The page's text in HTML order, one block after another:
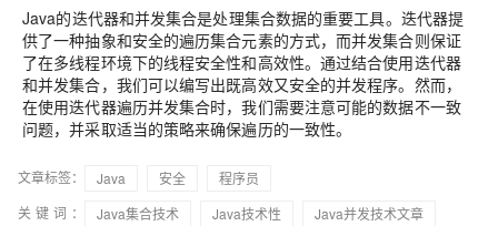
Java的迭代器和并发集合是处理集合数据的重要工具。迭代器提
供了一种抽象和安全的遍历集合元素的方式，而并发集合则保证
了在多线程环境下的线程安全性和高效性。通过结合使用迭代器
和并发集合，我们可以编写出既高效又安全的并发程序。然而，
在使用迭代器遍历并发集合时，我们需要注意可能的数据不一致
问题，并采取适当的策略来确保遍历的一致性。
文章标签： Java 安全
程序员
关键词：
Java集合技术 Java技术性
Java并发技术文章